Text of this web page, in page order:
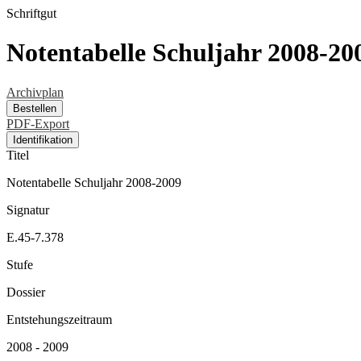
Schriftgut
Notentabelle Schuljahr 2008-
Archivplan
Bestellen
PDF-Export
Identifikation
Titel
Notentabelle Schuljahr 2008-2009
Signatur
E.45-7.378
Stufe
Dossier
Entstehungszeitraum
2008 - 2009